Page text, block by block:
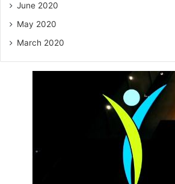
June 2020
May 2020
March 2020